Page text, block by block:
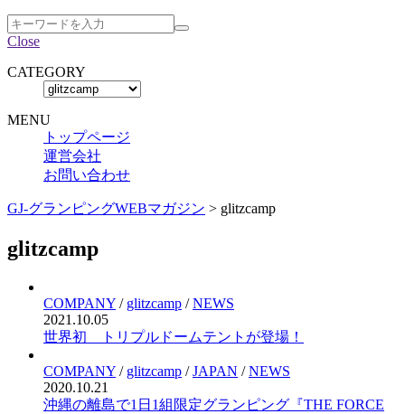
Close
CATEGORY
MENU
トップページ
運営会社
お問い合わせ
GJ-グランピングWEBマガジン > glitzcamp
glitzcamp
COMPANY / glitzcamp /NEWS
2021.10.05
世界初 トリプルドームテントが登場！
COMPANY / glitzcamp /JAPAN /NEWS
2020.10.21
沖縄の離島で1日1組限定グランピング『THE FORCE